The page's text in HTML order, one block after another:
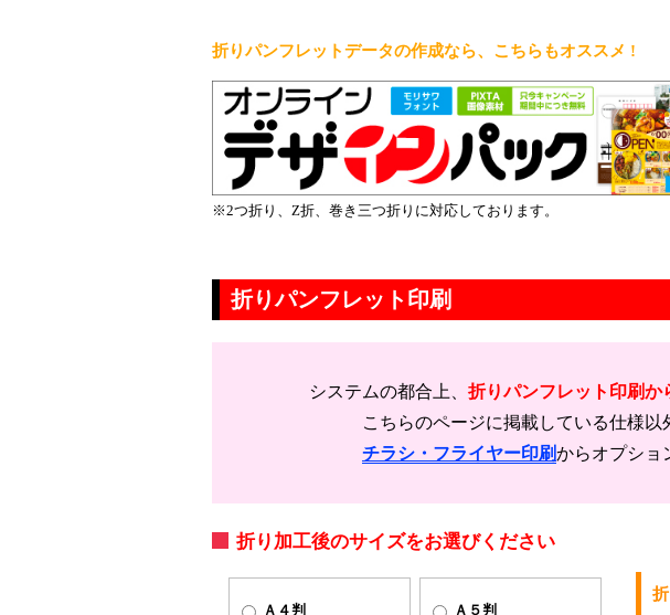
折りパンフレットデータの作成なら、こちらもオススメ !
※2つ折り、Z折、巻き三つ折りに対応しております。
折りパンフレット印刷
システムの都合上、 折りパンフレット印刷か
こちらのページに掲載している仕様
チラシ・フライヤー印刷からオプショ
折り加工後のサイズをお選びください
Ａ４判 Ａ５判